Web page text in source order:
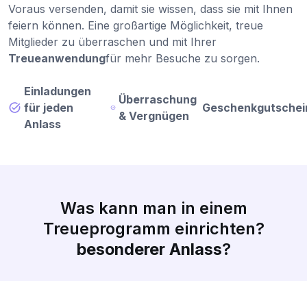
Voraus versenden, damit sie wissen, dass sie mit Ihnen
feiern können. Eine großartige Möglichkeit, treue
Mitglieder zu überraschen und mit Ihrer
Treueanwendungfür mehr Besuche zu sorgen.
Einladungen
für jeden
Anlass
Überraschung
& Vergnügen
Was kann man in einem
Treueprogramm einrichten?
besonderer Anlass?